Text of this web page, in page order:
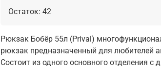
Остаток: 42
Рюкзак Бобёр 55л (Prival)
рюкзак предназначенный для любителей
Состоит из одного основного отделения